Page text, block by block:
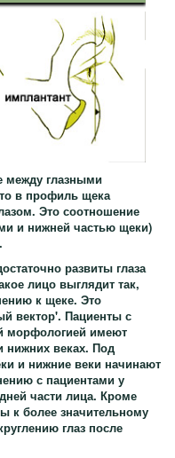
между глазными
в профиль щека
Это соотношение
и нижней частью щеки)
развиты глаза
лицо выглядит так,
к щеке. Это
вектор'. Пациенты с
морфологией имеют
веках. Под
и нижние веки начинают
с пациентами у
части лица. Кроме
к более значительному
глаз после